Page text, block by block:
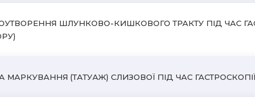
ШЛУНКОВО-КИШКОВОГО ТРАКТУ ПІД ЧАС
МАРКУВАННЯ (ТАТУАЖ) СЛИЗОВОЇ ПІД ЧАС